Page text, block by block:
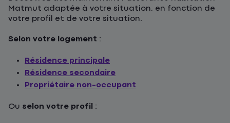
Matmut adaptée à votre situation, en fonction de
votre profil et de votre situation.
Selon votre logement :
Résidence principale
Résidence secondaire
Propriétaire non-occupant
Ou selon votre profil :